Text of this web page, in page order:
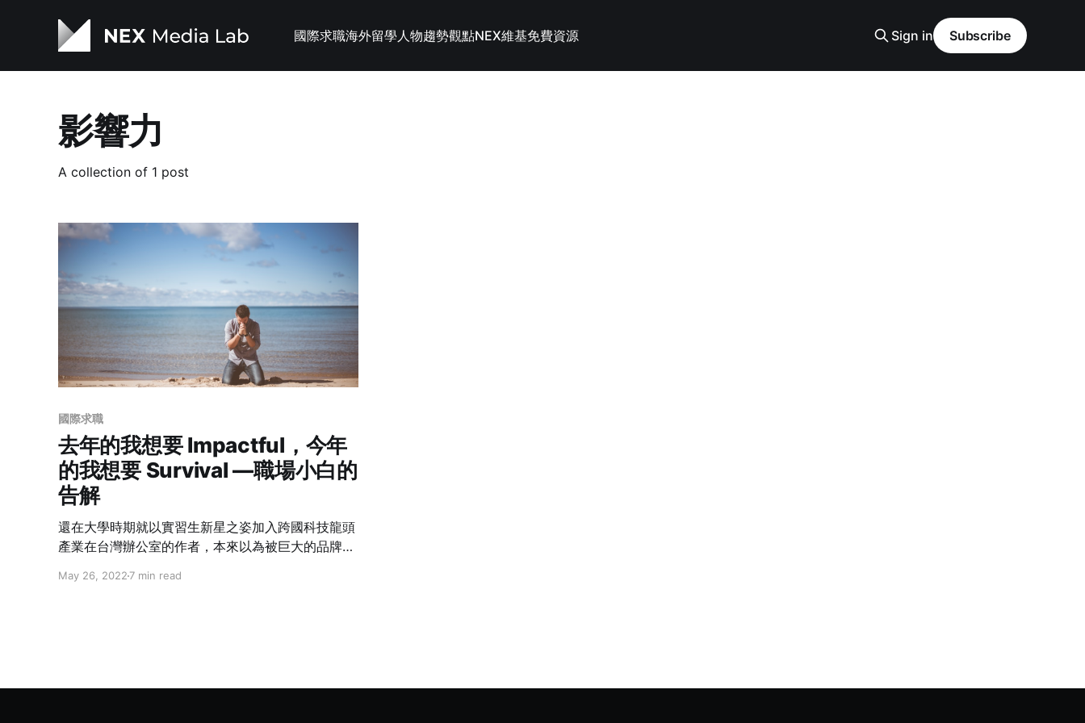
國際求職海外留學人物趨勢觀點NEX維基免費資源 Sign in Subscribe
影響力
A collection of 1 post
國際求職
去年的我想要 Impactful，今年
的我想要 Survival —職場小白的
告解
還在大學時期就以實習生新星之姿加入跨國科技龍頭
產業在台灣辦公室的作者，本來以為被巨大的品牌、
順遂的開端。他拚了命地想證明自己，用熱情和無止
May 26, 2022 7 min read